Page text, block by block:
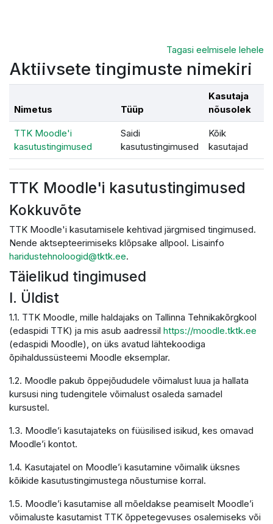
Tagasi eelmisele lehele
Aktiivsete tingimuste nimekiri
Nimetus Tüüp
Kasutaja
nõusolek
TTK Moodle'i
kasutustingimused
Saidi
kasutustingimused
Kõik
kasutajad
TTK Moodle'i kasutustingimused
Kokkuvõte
TTK Moodle'i kasutamisele kehtivad järgmised tingimused.
Nende aktsepteerimiseks klõpsake allpool. Lisainfo
haridustehnoloogid@tktk.ee.
Täielikud tingimused
I. Üldist
1.1. TTK Moodle, mille haldajaks on Tallinna Tehnikakõrgkool
(edaspidi TTK) ja mis asub aadressil https://moodle.tktk.ee
(edaspidi Moodle), on üks avatud lähtekoodiga
õpihaldussüsteemi Moodle eksemplar.
1.2. Moodle pakub õppejõududele võimalust luua ja hallata
kursusi ning tudengitele võimalust osaleda samadel
kursustel.
1.3. Moodle’i kasutajateks on füüsilised isikud, kes omavad
Moodle’i kontot.
1.4. Kasutajatel on Moodle’i kasutamine võimalik üksnes
kõikide kasutustingimustega nõustumise korral.
1.5. Moodle’i kasutamise all mõeldakse peamiselt Moodle’i
võimaluste kasutamist TTK õppetegevuses osalemiseks või